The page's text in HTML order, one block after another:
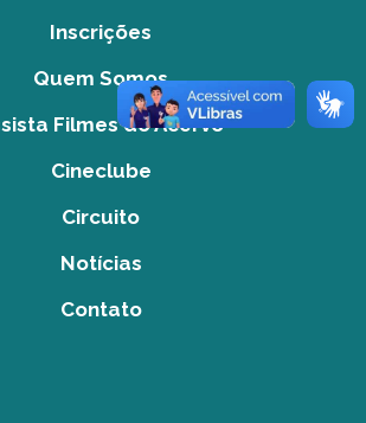
Inscrições
Quem Somos
Filmes do Acervo
Cineclube
Circuito
Notícias
Contato